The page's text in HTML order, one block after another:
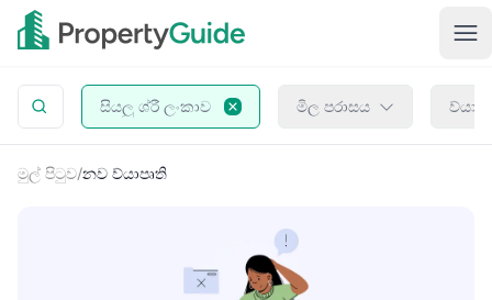
සියලු ශ්රී ලංකාව මිල පරාසය
මුල් පිටුව/නව ව්යාපෘති